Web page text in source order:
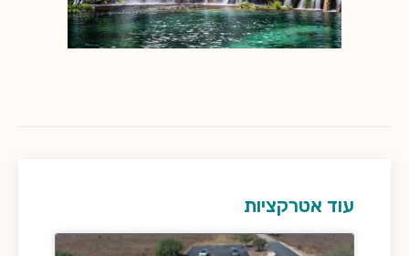
עוד אטרקציות